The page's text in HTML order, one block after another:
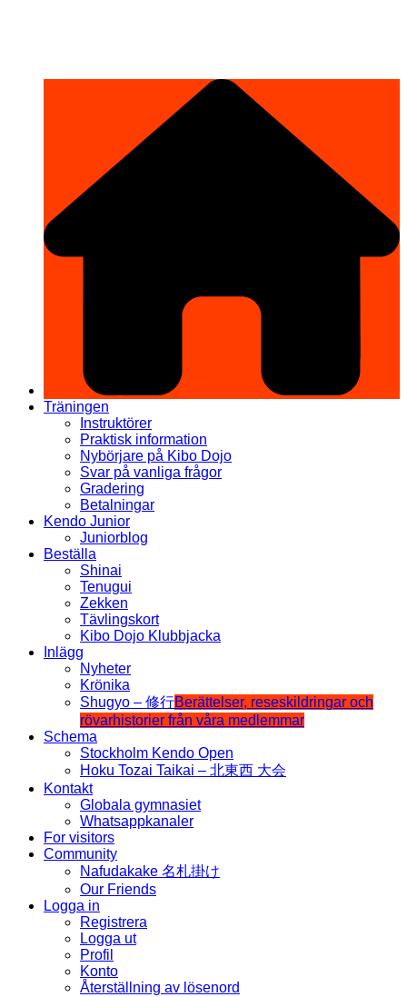
Träningen
Instruktörer
Praktisk information
Nybörjare på Kibo Dojo
Svar på vanliga frågor
Gradering
Betalningar
Kendo Junior
Juniorblog
Beställa
Shinai
Tenugui
Zekken
Tävlingskort
Kibo Dojo Klubbjacka
Inlägg
Nyheter
Krönika
Shugyo – 修行Berättelser, reseskildringar och
rövarhistorier från våra medlemmar
Schema
Stockholm Kendo Open
Hoku Tozai Taikai – 北東西 大会
Kontakt
Globala gymnasiet
Whatsappkanaler
For visitors
Community
Nafudakake 名札掛け
Our Friends
Logga in
Registrera
Logga ut
Profil
Konto
Återställning av lösenord